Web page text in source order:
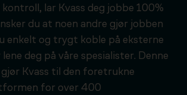
lar Kvass deg jobbe 100%
du at noen andre gjør jobben
enkelt og trygt koble på eksterne
deg på våre spesialister. Denne
Kvass til den foretrukne
for over 400